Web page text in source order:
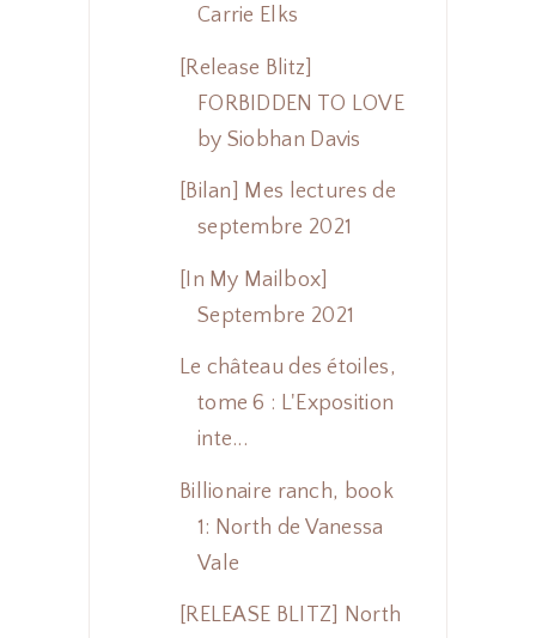
Carrie Elks
[Release Blitz]
FORBIDDEN TO LOVE
by Siobhan Davis
[Bilan] Mes lectures de
septembre 2021
[In My Mailbox]
Septembre 2021
Le château des étoiles,
tome 6 : L'Exposition
inte...
Billionaire ranch, book
1: North de Vanessa
Vale
[RELEASE BLITZ] North